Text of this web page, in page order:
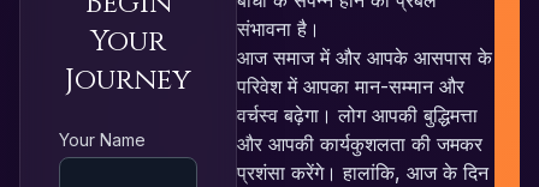
Your
Journey
Your Name
संभावना है।
आज समाज में और आपके आसपास के
परिवेश में आपका मान-सम्मान और
वर्चस्व बढ़ेगा। लोग आपकी बुद्धिमत्ता
और आपकी कार्यकुशलता की जमकर
प्रशंसा करेंगे। हालांकि, आज के दिन